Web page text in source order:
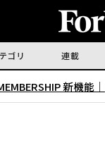
ゴリ 連載
新機能｜